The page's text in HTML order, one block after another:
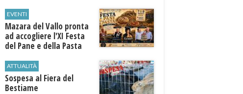
EVENTI
Mazara del Vallo pronta
ad accogliere l'XI Festa
del Pane e della Pasta
ATTUALITÀ
Sospesa al Fiera del
Bestiame